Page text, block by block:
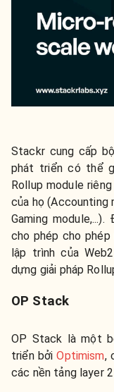
Stackr cung cấp
phát triển có thể
Rollup module
của họ (Accounting
Gaming
cho phép cho
lập trình của
dựng giải pháp
OP Stack
OP Stack là một
triển bởiOptimism,
các nền tảng layer